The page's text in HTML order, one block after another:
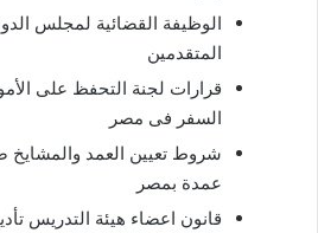
الوظيفة القضائية لمجلس
المتقدمين
قرارات لجنة التحفظ على
السفر فى مصر
شروط تعيين العمد والمشايخ
عمدة بمصر
قانون اعضاء هيئة التدريس